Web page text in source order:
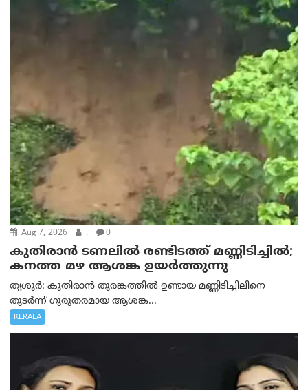
Aug 7, 2026 . 0
കുതിരാൻ ടണലിൽ രണ്ടിടത്ത് മണ്ണിടിച്ചിൽ;
കനത്ത മഴ ആശങ്ക ഉയർത്തുന്നു
തൃശൂർ: കുതിരാൻ തുരങ്കത്തിൽ ഉണ്ടായ മണ്ണിടിച്ചിലിനെ
തുടർന്ന് ഗുരുതരമായ ആശങ്ക...
KERALA